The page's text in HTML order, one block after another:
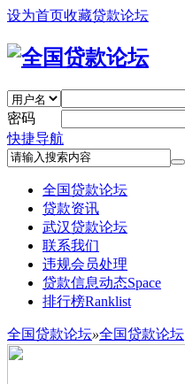
设为首页收藏贷款论坛
密码
快捷导航
全国贷款论坛
贷款资讯
武汉贷款论坛
联系我们
违规会员处理
贷款信息动态Space
排行榜Ranklist
全国贷款论坛»全国贷款论坛